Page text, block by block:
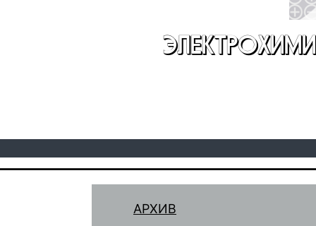
АРХИВ